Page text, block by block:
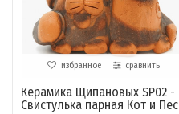
избранное сравнить
Керамика Щипановых SP02 -
Свистулька парная Кот и Пес